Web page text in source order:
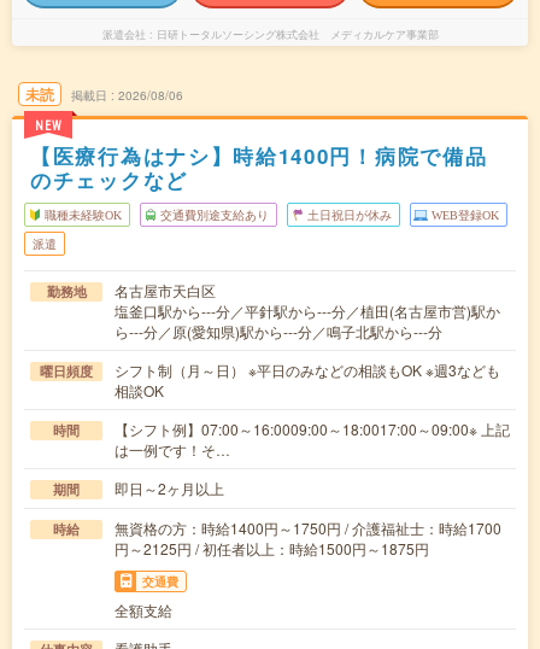
派遣会社 日研トータルソーシング株式会社 メディカルケア事業部
未読
NEW
掲載日 2026/08/06
【医療行為はナシ】時給1400円！病院で備品
のチェックなど
職種未経験OK 交通費別途支給あり 土日祝日が休み WEB登録OK
派遣
勤務地
名古屋市天白区
塩釜口駅から---分／平針駅から---分／植田(名古屋市営)駅か
ら---分／原(愛知県)駅から---分／鳴子北駅から---分
曜日頻度
シフト制（月～日） ※平日のみなどの相談もOK ※週3なども
相談OK
時間
【シフト例】07:00～16:0009:00～18:0017:00～09:00※ 上記
は一例です！そ…
期間 即日～2ヶ月以上
時給
無資格の方：時給1400円～1750円 / 介護福祉士：時給1700
円～2125円 / 初任者以上：時給1500円～1875円
交通費
全額支給